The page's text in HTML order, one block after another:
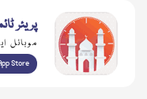
پریئر
موبائل
Store